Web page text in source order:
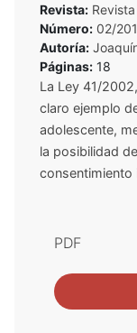
Revista:
Número: 02/
Autoría:
Páginas: 18
La Ley 41/
claro ejemplo
adolescente,
la posibilidad
consentimiento
PDF